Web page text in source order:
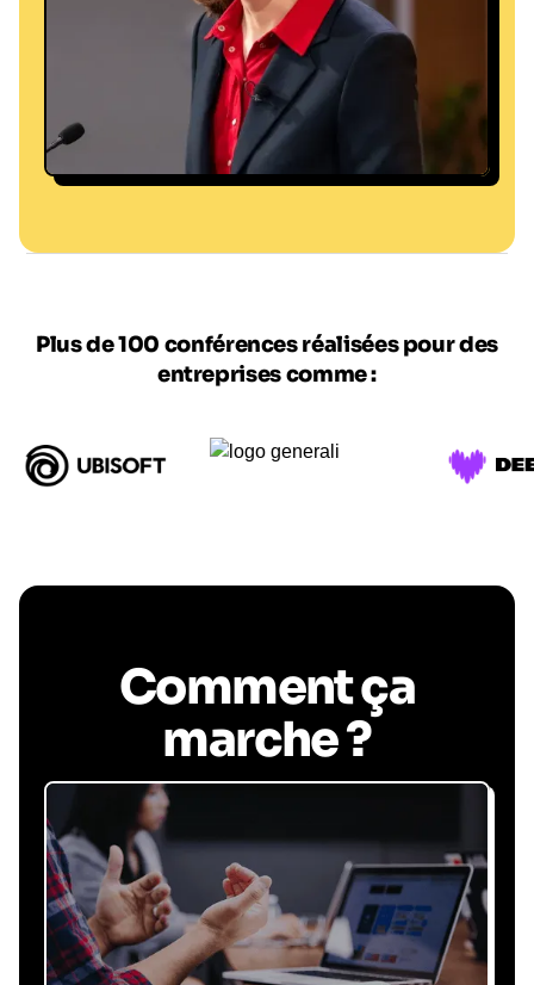
Plus de 100 conférences réalisées pour des
entreprises comme :
Comment ça
marche ?